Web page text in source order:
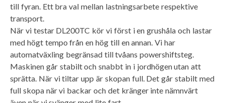
till fyran. Ett bra val mellan lastningsarbete respektive
transport.
När vi testar DL200TC kör vi först i en grushåla och lastar
med högt tempo från en hög till en annan. Vi har
automatväxling begränsad till tvåans powershiftsteg.
Maskinen går stabilt och snabbt in i jordhögen utan att
sprätta. När vi tiltar upp är skopan full. Det går stabilt med
full skopa när vi backar och det kränger inte nämnvärt